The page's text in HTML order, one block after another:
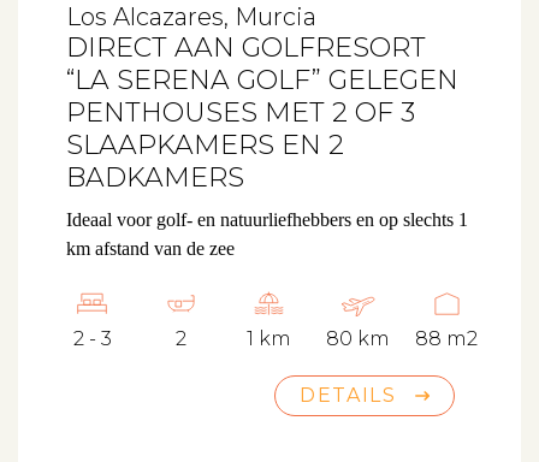
Los Alcazares, Murcia
DIRECT AAN GOLFRESORT
“LA SERENA GOLF” GELEGEN
PENTHOUSES MET 2 OF 3
SLAAPKAMERS EN 2
BADKAMERS
Ideaal voor golf- en natuurliefhebbers en op slechts 1
km afstand van de zee
2 - 3 2 1 km 80 km 88 m2
DETAILS